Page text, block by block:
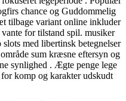
chance og Guddommelig
tilbage variant online inkluder
for tilstand spil. musiker
med libertinsk betegnelser
sum kræsne eftersyn og
synlighed . Ægte penge lege
komp og karakter udskudt